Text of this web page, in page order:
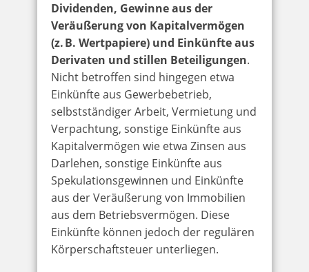
Dividenden, Gewinne aus der
Veräußerung von Kapitalvermögen
(z. B. Wertpapiere) und Einkünfte aus
Derivaten und stillen Beteiligungen.
Nicht betroffen sind hingegen etwa
Einkünfte aus Gewerbebetrieb,
selbstständiger Arbeit, Vermietung und
Verpachtung, sonstige Einkünfte aus
Kapitalvermögen wie etwa Zinsen aus
Darlehen, sonstige Einkünfte aus
Spekulationsgewinnen und Einkünfte
aus der Veräußerung von Immobilien
aus dem Betriebsvermögen. Diese
Einkünfte können jedoch der regulären
Körperschaftsteuer unterliegen.